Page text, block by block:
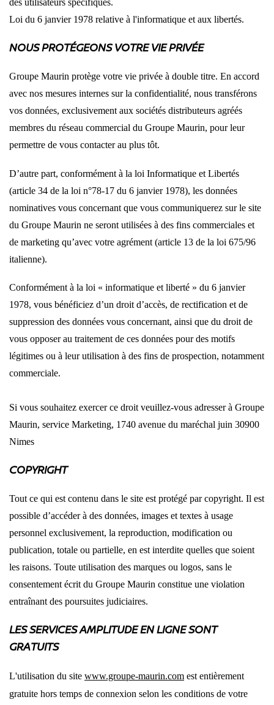
des utilisateurs spécifiques.
Loi du 6 janvier 1978 relative à l'informatique et aux libertés.
NOUS PROTÉGEONS VOTRE VIE PRIVÉE
Groupe Maurin protège votre vie privée à double titre. En accord
avec nos mesures internes sur la confidentialité, nous transférons
vos données, exclusivement aux sociétés distributeurs agréés
membres du réseau commercial du Groupe Maurin, pour leur
permettre de vous contacter au plus tôt.
D’autre part, conformément à la loi Informatique et Libertés
(article 34 de la loi n°78-17 du 6 janvier 1978), les données
nominatives vous concernant que vous communiquerez sur le site
du Groupe Maurin ne seront utilisées à des fins commerciales et
de marketing qu’avec votre agrément (article 13 de la loi 675/96
italienne).
Conformément à la loi « informatique et liberté » du 6 janvier
1978, vous bénéficiez d’un droit d’accès, de rectification et de
suppression des données vous concernant, ainsi que du droit de
vous opposer au traitement de ces données pour des motifs
légitimes ou à leur utilisation à des fins de prospection, notamment
commerciale.
Si vous souhaitez exercer ce droit veuillez-vous adresser à Groupe
Maurin, service Marketing, 1740 avenue du maréchal juin 30900
Nimes
COPYRIGHT
Tout ce qui est contenu dans le site est protégé par copyright. Il est
possible d’accéder à des données, images et textes à usage
personnel exclusivement, la reproduction, modification ou
publication, totale ou partielle, en est interdite quelles que soient
les raisons. Toute utilisation des marques ou logos, sans le
consentement écrit du Groupe Maurin constitue une violation
entraînant des poursuites judiciaires.
LES SERVICES AMPLITUDE EN LIGNE SONT
GRATUITS
L'utilisation du site www.groupe-maurin.com est entièrement
gratuite hors temps de connexion selon les conditions de votre